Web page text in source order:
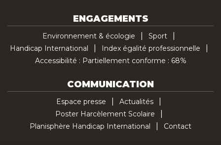
ENGAGEMENTS
Environnement & écologie
Sport
Handicap International
Index égalité professionnelle
Accessibilité : Partiellement conforme : 68%
COMMUNICATION
Espace presse
Actualités
Poster Harcèlement Scolaire
Planisphère Handicap International
Contact